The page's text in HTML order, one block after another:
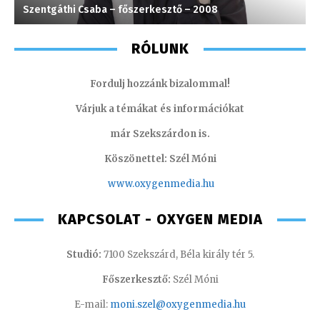
Szentgáthi Csaba – főszerkesztő – 2008
RÓLUNK
Fordulj hozzánk bizalommal!
Várjuk a témákat és információkat
már Szekszárdon is.
Köszönettel: Szél Móni
www.oxygenmedia.hu
KAPCSOLAT - OXYGEN MEDIA
Studió: 7100 Szekszárd, Béla király tér 5.
Főszerkesztő: Szél Móni
E-mail: moni.szel@oxygenmedia.hu